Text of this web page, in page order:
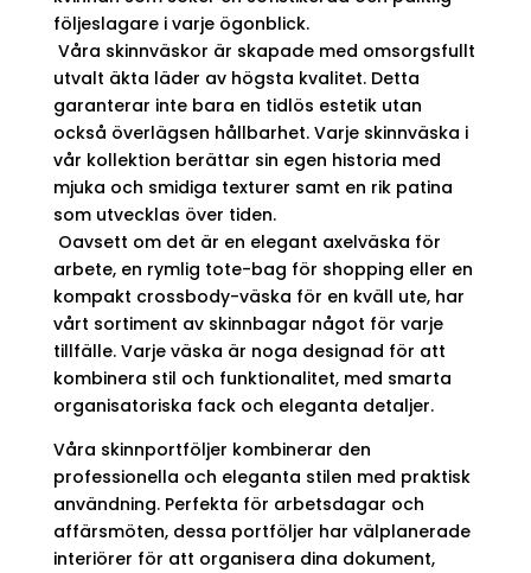
följeslagare i varje ögonblick.
Våra skinnväskor är skapade med omsorgsfullt
utvalt äkta läder av högsta kvalitet. Detta
garanterar inte bara en tidlös estetik utan
också överlägsen hållbarhet. Varje skinnväska i
vår kollektion berättar sin egen historia med
mjuka och smidiga texturer samt en rik patina
som utvecklas över tiden.
Oavsett om det är en elegant axelväska för
arbete, en rymlig tote-bag för shopping eller en
kompakt crossbody-väska för en kväll ute, har
vårt sortiment av skinnbagar något för varje
tillfälle. Varje väska är noga designad för att
kombinera stil och funktionalitet, med smarta
organisatoriska fack och eleganta detaljer.
Våra skinnportföljer kombinerar den
professionella och eleganta stilen med praktisk
användning. Perfekta för arbetsdagar och
affärsmöten, dessa portföljer har välplanerade
interiörer för att organisera dina dokument,